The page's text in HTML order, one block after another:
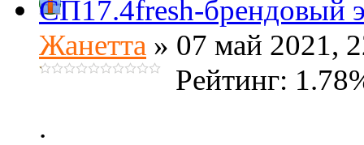
СП17.4fresh-брендовый
Жанетта » 07 май 2021,
Рейтинг:
.